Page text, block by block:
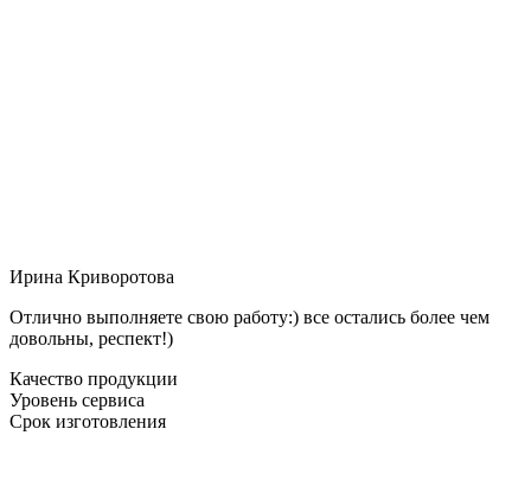
Ирина Криворотова
Отлично выполняете свою работу:) все остались более чем
довольны, респект!)
Качество продукции
Уровень сервиса
Срок изготовления